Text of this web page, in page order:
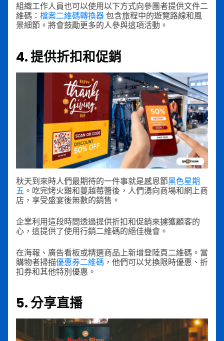
組織工作人員也可以使用以下方式向參團者提供文件二
維碼： 檔案二維碼轉換器包含旅程中的遊覽路線和風
景細節。將會鼓勵更多的人參與這項活動。
4. 提供折扣和促銷
秋天到來時人們最期待的一件事就是感恩節黑色星期
五 。吃完烤火雞和蔓越莓醬後，人們湧向商場和網上商
店，享受盛宴後無數的銷售。
企業利用這段時間透過提供折扣和促銷來擄獲顧客的
心，這提供了使用行銷二維碼的絕佳機會。
在海報、廣告看板或精選商品上新增登陸頁二維碼。當
購物者掃描優惠券二維碼 ，他們可以兌換限時優惠、折
扣券和其他特別優惠。
5. 分享直播